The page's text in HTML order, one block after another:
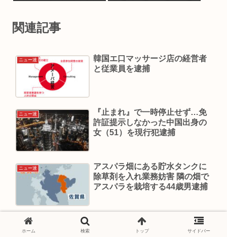
関連記事
ニュー速
韓国エ口マッサージ店の経営者
と従業員を逮捕
ニュー速
『止まれ』で一時停止せず…免
許証提示しなかった中国出身の
女（51）を現行犯逮捕
ニュー速
アスパラ畑にある貯水タンクに
除草剤を入れ業務妨害 隣の畑で
アスパラを栽培する44歳男逮捕
ニュー速
外国人観光客が虚を突かれた日
ホーム 検索 トップ サイドバー